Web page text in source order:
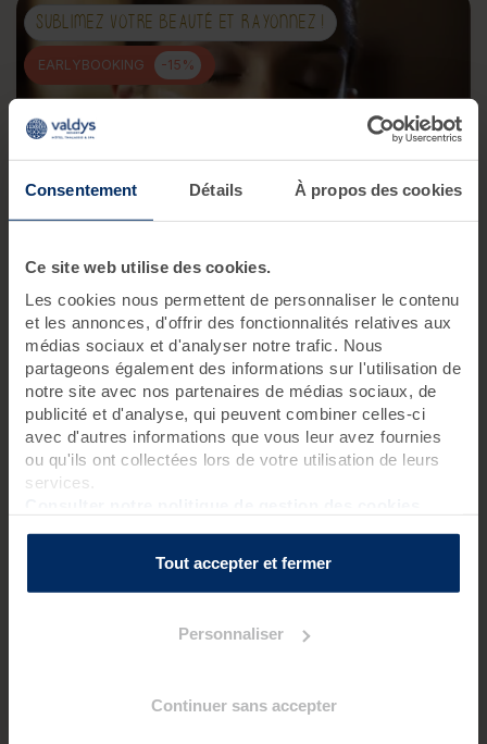
Consentement Détails À propos des cookies
Ce site web utilise des cookies.
Les cookies nous permettent de personnaliser le contenu
et les annonces, d'offrir des fonctionnalités relatives aux
médias sociaux et d'analyser notre trafic. Nous
partageons également des informations sur l'utilisation de
notre site avec nos partenaires de médias sociaux, de
publicité et d'analyse, qui peuvent combiner celles-ci
avec d'autres informations que vous leur avez fournies
ou qu'ils ont collectées lors de votre utilisation de leurs
services.
Tout accepter et fermer
Personnaliser
Continuer sans accepter
SUBLIMEZ VOTRE BEAUTÉ ET RAYONNEZ !
EARLYBOOKING -15%
Mini-cure Vague de Beauté
Nouveauté !
Sublimez votre beauté et rayonnez !
9 soins 3 jours/3 nuits
dès 798 € / pers.
dès678 €/ pers.
Je personnalise ce séjour